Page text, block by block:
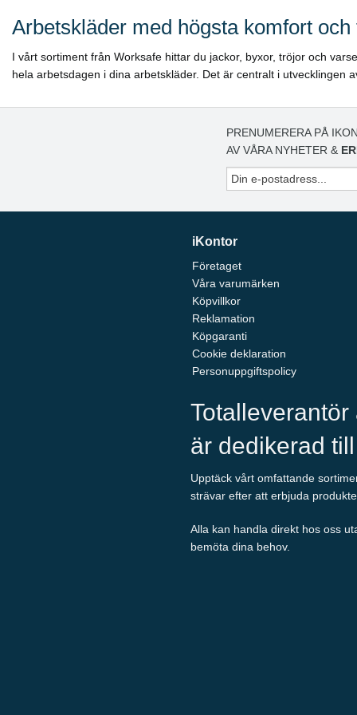
Arbetskläder med högsta komfort och
I vårt sortiment från Worksafe hittar du jackor, byxor, tröjor och
hela arbetsdagen i dina arbetskläder. Det är centralt i utvecklingen
PRENUMERERA PÅ
AV VÅRA NYHETER &
iKontor
Företaget
Våra varumärken
Köpvillkor
Reklamation
Köpgaranti
Cookie deklaration
Personuppgiftspolicy
är dedikerad
Upptäck vårt omfattande
strävar efter att erbjuda
Alla kan handla direkt hos oss
bemöta dina behov.